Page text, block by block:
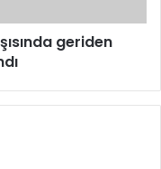
geriden